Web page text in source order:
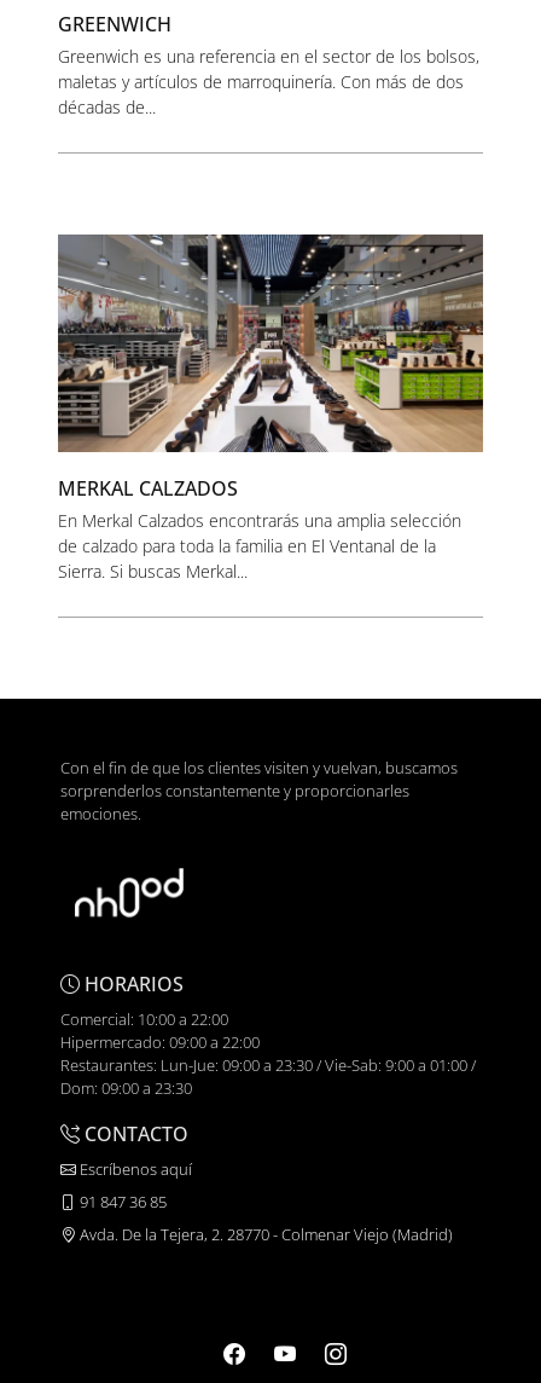
GREENWICH
Greenwich es una referencia en el sector de los bolsos,
maletas y artículos de marroquinería. Con más de dos
décadas de...
MERKAL CALZADOS
En Merkal Calzados encontrarás una amplia selección
de calzado para toda la familia en El Ventanal de la
Sierra. Si buscas Merkal...
Con el fin de que los clientes visiten y vuelvan, buscamos
sorprenderlos constantemente y proporcionarles
emociones.
HORARIOS
Comercial: 10:00 a 22:00
Hipermercado: 09:00 a 22:00
Restaurantes: Lun-Jue: 09:00 a 23:30 / Vie-Sab: 9:00 a 01:00 /
Dom: 09:00 a 23:30
CONTACTO
Escríbenos aquí
91 847 36 85
Avda. De la Tejera, 2. 28770 - Colmenar Viejo (Madrid)